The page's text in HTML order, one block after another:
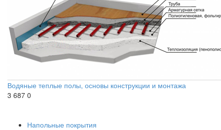
Водяные теплые полы, основы конструкции и монтажа
3 687 0
Напольные покрытия